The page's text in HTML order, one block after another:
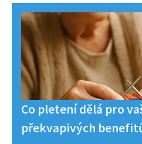
Co pletení dělá pro
překvapivých